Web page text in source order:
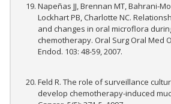
Napeñas JJ, Brennan MT, Bahrani-
Lockhart PB, Charlotte NC.
and changes in oral microflora
chemotherapy. Oral Surg Oral Med
Endod. 103: 48-59, 2007.
Feld R. The role of surveillance
develop chemotherapy-induced